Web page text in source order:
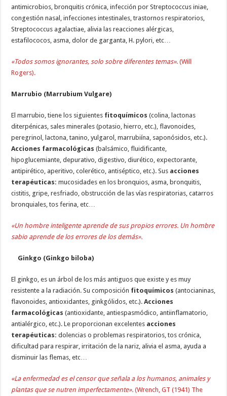
antimicrobios, bronquitis crónica, infección por Streptococcus iniae,
congestión nasal, infecciones intestinales, trastornos respiratorios,
Streptococcus agalactiae, alivia las reacciones alérgicas,
estafilococos, asma, dolor de garganta, H. pylori, etc…
«Todos somos ignorantes, solo sobre diferentes temas». (Will
Rogers).
Marrubio (Marrubium Vulgare)
El marrubio, tiene los siguientes fitoquímicos (colina, lactonas
diterpénicas, sales minerales (potasio, hierro, etc.), flavonoides,
peregrinol, lactona, tanino, yulgarol, marrubiína, saponósidos, etc.).
Acciones farmacológicas (balsámico, fluidificante,
hipoglucemiante, depurativo, digestivo, diurético, expectorante,
antipirético, aperitivo, colerético, antiséptico, etc.). Sus acciones
terapéuticas: mucosidades en los bronquios, asma, bronquitis,
cistitis, gripe, resfriado, obstrucción de las vías respiratorias, catarros
bronquiales, tos ferina, etc…
«Un hombre inteligente aprende de sus propios errores. Un hombre
sabio aprende de los errores de los demás».
Ginkgo (Ginkgo biloba)
El ginkgo, es un árbol de los más antiguos que existe y es muy
resistente a la radiación. Su composición fitoquímicos (antocianinas,
flavonoides, antioxidantes, ginkgólidos, etc.).Acciones
farmacológicas (antioxidante, antiespasmódico, antiinflamatorio,
antialérgico, etc.). Le proporcionan excelentes acciones
terapéuticas: dolencias o problemas respiratorios, tos crónica,
dificultad para respirar, irritación de la nariz, alivia el asma, ayuda a
disminuir las flemas, etc…
«La enfermedad es el censor que señala a los humanos, animales y
plantas que se nutren imperfectamente». (Wrench, GT (1941) The